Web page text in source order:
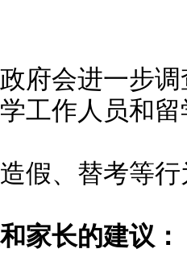
会进一步调
工作人员和
、替考等行
家长的建议：